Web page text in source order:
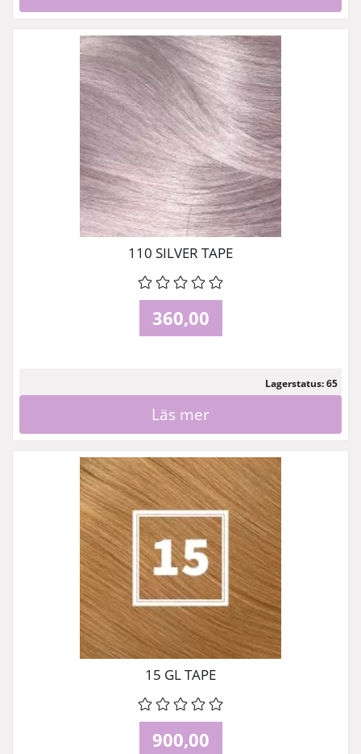
110 SILVER TAPE
360,00
Lagerstatus: 65
Läs mer
15 GL TAPE
900,00